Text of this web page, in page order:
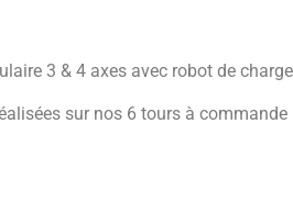
3 & 4 axes avec robot de
sur nos 6 tours à